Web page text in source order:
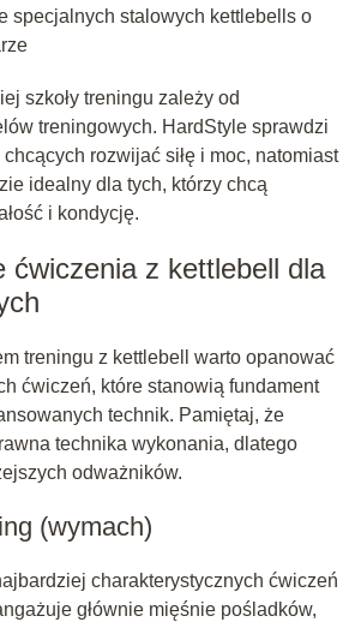
specjalnych stalowych kettlebells o
szkoły treningu zależy od
treningowych. HardStyle sprawdzi
rozwijać siłę i moc, natomiast
idealny dla tych, którzy chcą
i kondycję.
ćwiczenia z kettlebell dla
treningu z kettlebell warto opanować
ćwiczeń, które stanowią fundament
technik. Pamiętaj, że
technika wykonania, dlatego
odważników.
(wymach)
charakterystycznych ćwiczeń
głównie mięśnie pośladków,